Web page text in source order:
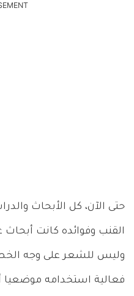
حتى الآن، كل الأبحاث
القنب وفوائده كانت
وليس للشعر على وجه
فعالية استخدامه